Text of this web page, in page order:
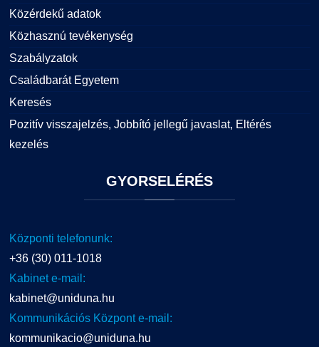
Közérdekű adatok
Közhasznú tevékenység
Szabályzatok
Családbarát Egyetem
Keresés
Pozitív visszajelzés, Jobbító jellegű javaslat, Eltérés
kezelés
GYORSELÉRÉS
Központi telefonunk:
+36 (30) 011-1018
Kabinet e-mail:
kabinet@uniduna.hu
Kommunikációs Központ e-mail:
kommunikacio@uniduna.hu